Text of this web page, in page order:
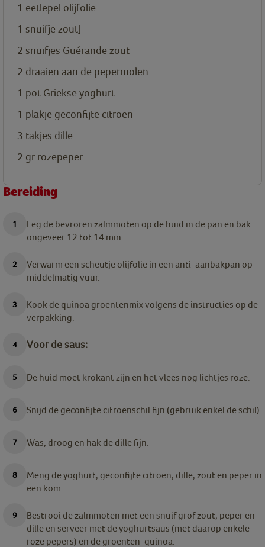
1 eetlepel olijfolie
1 snuifje zout]
2 snuifjes Guérande zout
2 draaien aan de pepermolen
1 pot Griekse yoghurt
1 plakje geconfijte citroen
3 takjes dille
2 gr rozepeper
Bereiding
Leg de bevroren zalmmoten op de huid in de pan en bak
ongeveer 12 tot 14 min.
Verwarm een scheutje olijfolie in een anti-aanbakpan op
middelmatig vuur.
Kook de quinoa groentenmix volgens de instructies op de
verpakking.
Voor de saus:
De huid moet krokant zijn en het vlees nog lichtjes roze.
Snijd de geconfijte citroenschil fijn (gebruik enkel de schil).
Was, droog en hak de dille fijn.
Meng de yoghurt, geconfijte citroen, dille, zout en peper in
een kom.
Bestrooi de zalmmoten met een snuif grof zout, peper en
dille en serveer met de yoghurtsaus (met daarop enkele
roze pepers) en de groenten-quinoa.